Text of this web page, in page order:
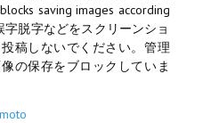
saving images according
脱字などをスクリーンショ
稿しないでください。管理
の保存をブロックしていま